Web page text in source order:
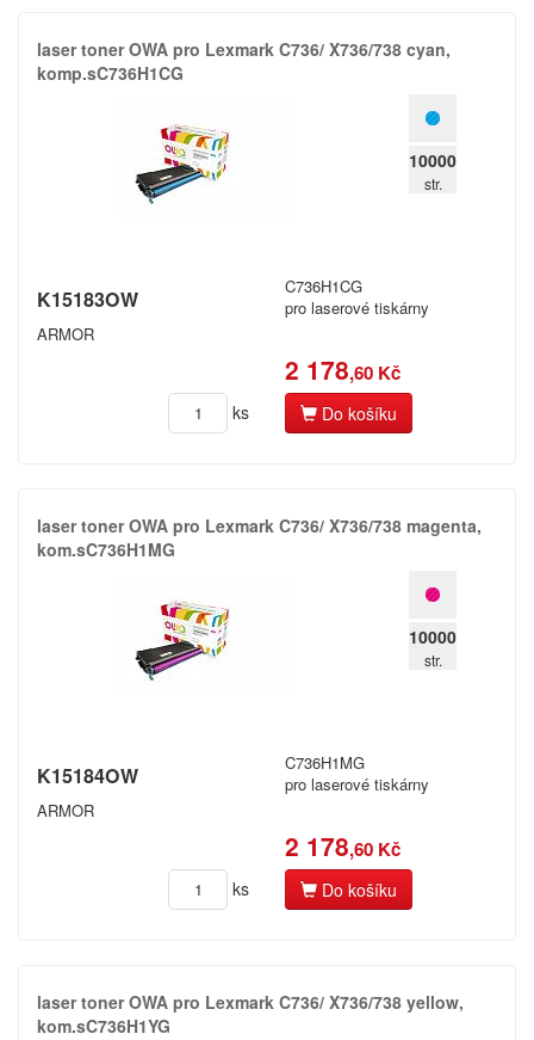
laser toner OWA pro Lexmark C736/​ X736/​738 cyan,​
komp.​sC736H1CG
10000
str.
K15183OW
ARMOR
C736H1CG
pro laserové tiskárny
2 178,60 Kč
ks Do košíku
laser toner OWA pro Lexmark C736/​ X736/​738 magenta,​
kom.​sC736H1MG
10000
str.
K15184OW
ARMOR
C736H1MG
pro laserové tiskárny
2 178,60 Kč
ks Do košíku
laser toner OWA pro Lexmark C736/​ X736/​738 yellow,​
kom.​sC736H1YG